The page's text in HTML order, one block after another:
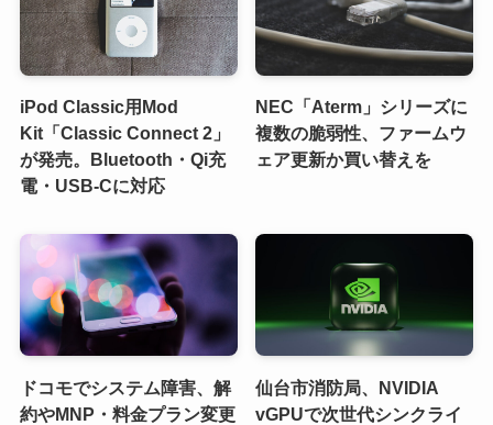
iPod Classic用Mod
Kit「Classic Connect 2」
が発売。Bluetooth・Qi充
電・USB-Cに対応
NEC「Aterm」シリーズに
複数の脆弱性、ファームウ
ェア更新か買い替えを
ドコモでシステム障害、解
約やMNP・料金プラン変更
仙台市消防局、NVIDIA
vGPUで次世代シンクライ